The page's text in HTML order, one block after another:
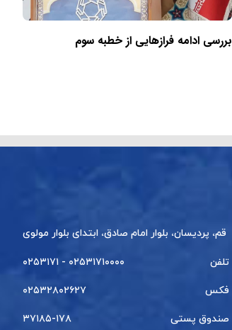
بررسی ادامه فرازهایی از خطبه سوم
قم، پردیسان، بلوار امام صادق، ابتدای بلوار مولوی
تلفن ۰۲۵۳۱۷۱۰۰۰۰ - ۰۲۵۳۱۷۱
فکس ۰۲۵۳۲۸۰۲۶۲۷
صندوق پستی ۳۷۱۸۵-۱۷۸